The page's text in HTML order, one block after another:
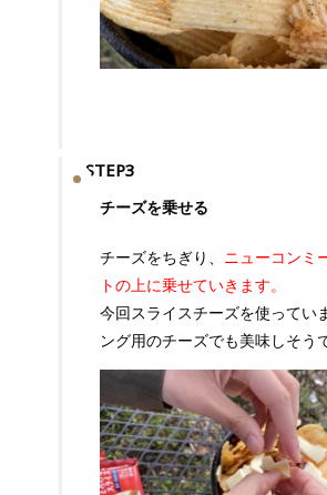
STEP3
チーズを乗せる
チーズをちぎり、 ニューコンミ
トの上に乗せていきます。
今回スライスチーズを使ってい
ング用のチーズでも美味しそう